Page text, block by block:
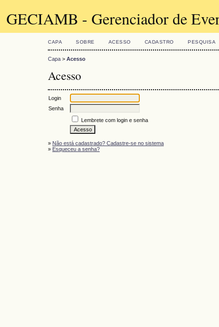
GECIAMB - Gerenciador de
CAPA SOBRE ACESSO CADASTRO PESQUISA
Capa > Acesso
Acesso
Login
Senha
Lembrete com login e senha
» Não está cadastrado? Cadastre-se no sistema
» Esqueceu a senha?